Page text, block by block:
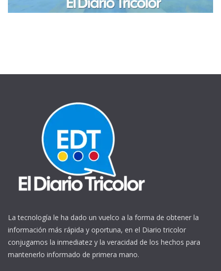
La tecnología le ha dado un vuelco a la forma de obtener la
información más rápida y oportuna, en el Diario tricolor
conjugamos la inmediatez y la veracidad de los hechos para
mantenerlo informado de primera mano.